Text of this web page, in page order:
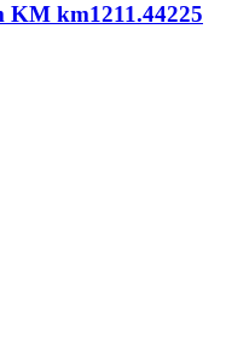
KM km1211.44225